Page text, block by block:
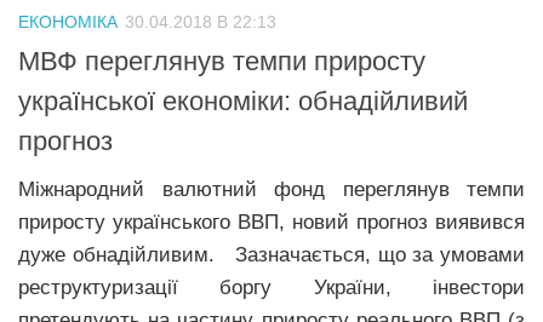
ЕКОНОМІКА 30.04.2018 В 22:13
МВФ переглянув темпи приросту
української економіки: обнадійливий
прогноз
Міжнародний валютний фонд переглянув темпи
приросту українського ВВП, новий прогноз виявився
дуже обнадійливим. Зазначається, що за умовами
реструктуризації боргу України, інвестори